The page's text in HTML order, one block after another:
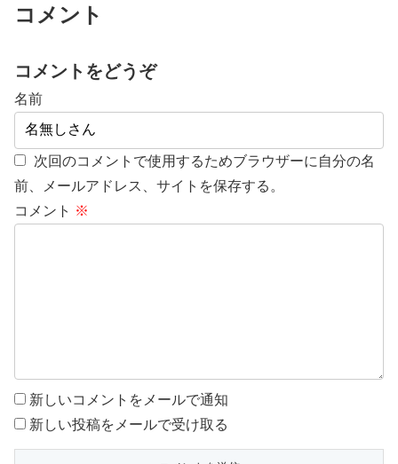
コメント
コメントをどうぞ
名前
次回のコメントで使用するためブラウザーに自分の名
前、メールアドレス、サイトを保存する。
コメント ※
新しいコメントをメールで通知
新しい投稿をメールで受け取る